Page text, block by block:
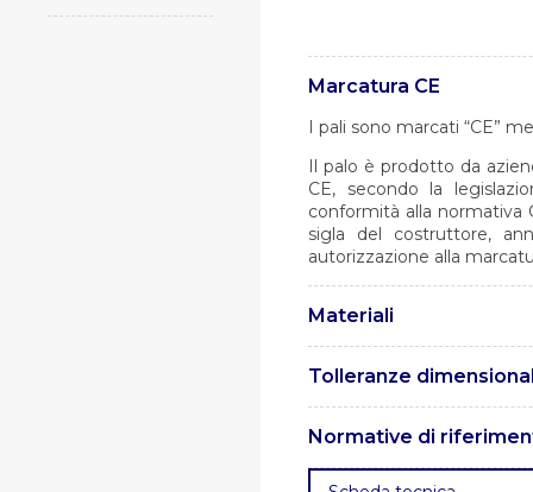
Marcatura CE
I pali sono marcati “CE”
Il palo è prodotto da
CE, secondo la
conformità alla normativa
sigla del costruttore,
autorizzazione alla
Materiali
Tolleranze
Normative di
. UNI EN 1461 –